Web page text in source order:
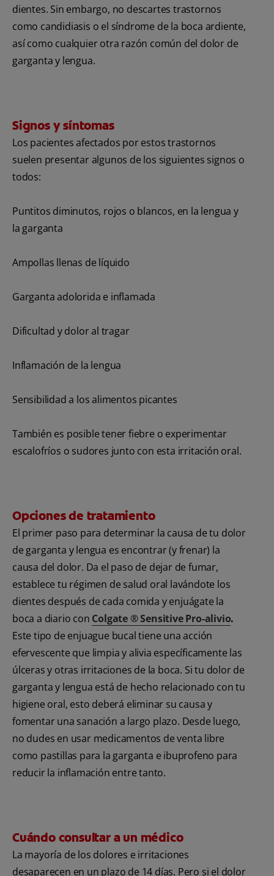
dientes. Sin embargo, no descartes trastornos
como candidiasis o el síndrome de la boca ardiente,
así como cualquier otra razón común del dolor de
garganta y lengua.
Signos y síntomas
Los pacientes afectados por estos trastornos
suelen presentar algunos de los siguientes signos o
todos:
Puntitos diminutos, rojos o blancos, en la lengua y
la garganta
Ampollas llenas de líquido
Garganta adolorida e inflamada
Dificultad y dolor al tragar
Inflamación de la lengua
Sensibilidad a los alimentos picantes
También es posible tener fiebre o experimentar
escalofríos o sudores junto con esta irritación oral.
Opciones de tratamiento
El primer paso para determinar la causa de tu dolor
de garganta y lengua es encontrar (y frenar) la
causa del dolor. Da el paso de dejar de fumar,
establece tu régimen de salud oral lavándote los
dientes después de cada comida y enjuágate la
boca a diario con Colgate ® Sensitive Pro-alivio.
Este tipo de enjuague bucal tiene una acción
efervescente que limpia y alivia específicamente las
úlceras y otras irritaciones de la boca. Si tu dolor de
garganta y lengua está de hecho relacionado con tu
higiene oral, esto deberá eliminar su causa y
fomentar una sanación a largo plazo. Desde luego,
no dudes en usar medicamentos de venta libre
como pastillas para la garganta e ibuprofeno para
reducir la inflamación entre tanto.
Cuándo consultar a un médico
La mayoría de los dolores e irritaciones
desaparecen en un plazo de 14 días. Pero si el dolor